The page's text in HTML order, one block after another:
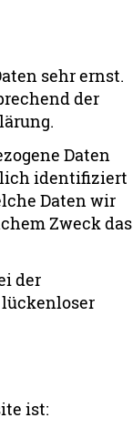
sehr ernst.
der
Daten
identifiziert
Daten wir
Zweck das
der
ist: